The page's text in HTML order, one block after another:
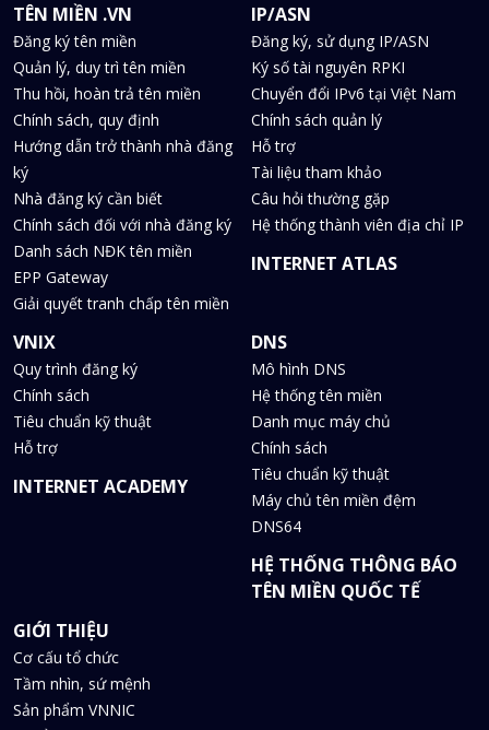
TÊN MIỀN .VN
Đăng ký tên miền
Quản lý, duy trì tên miền
Thu hồi, hoàn trả tên miền
Chính sách, quy định
Hướng dẫn trở thành nhà đăng
ký
Nhà đăng ký cần biết
Chính sách đối với nhà đăng ký
Danh sách NĐK tên miền
EPP Gateway
Giải quyết tranh chấp tên miền
IP/ASN
Đăng ký, sử dụng IP/ASN
Ký số tài nguyên RPKI
Chuyển đổi IPv6 tại Việt Nam
Chính sách quản lý
Hỗ trợ
Tài liệu tham khảo
Câu hỏi thường gặp
Hệ thống thành viên địa chỉ IP
INTERNET ATLAS
VNIX
Quy trình đăng ký
Chính sách
Tiêu chuẩn kỹ thuật
Hỗ trợ
INTERNET ACADEMY
DNS
Mô hình DNS
Hệ thống tên miền
Danh mục máy chủ
Chính sách
Tiêu chuẩn kỹ thuật
Máy chủ tên miền đệm
DNS64
HỆ THỐNG THÔNG BÁO
TÊN MIỀN QUỐC TẾ
GIỚI THIỆU
Cơ cấu tổ chức
Tầm nhìn, sứ mệnh
Sản phẩm VNNIC